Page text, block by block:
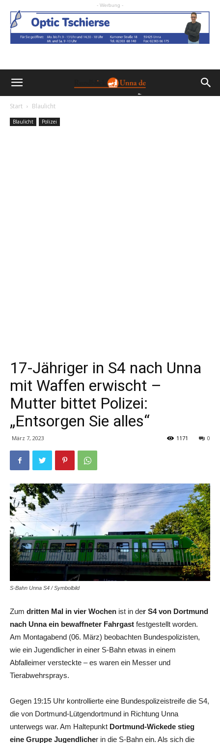
- Werbung -
Start Blaulicht
Blaulicht Polizei
17-Jähriger in S4 nach Unna
mit Waffen erwischt –
Mutter bittet Polizei:
„Entsorgen Sie alles“
März 7, 2023 0
1171
S-Bahn Unna S4 / Symbolbild
Zum dritten Mal in vier Wochen ist in der S4 von Dortmund
nach Unna ein bewaffneter Fahrgast festgestellt worden.
Am Montagabend (06. März) beobachten Bundespolizisten,
wie ein Jugendlicher in einer S-Bahn etwas in einem
Abfalleimer versteckte – es waren ein Messer und
Tierabwehrsprays.
Gegen 19:15 Uhr kontrollierte eine Bundespolizeistreife die S4,
die von Dortmund-Lütgendortmund in Richtung Unna
unterwegs war. Am Haltepunkt Dortmund-Wickede stieg
eine Gruppe Jugendlicher in die S-Bahn ein. Als sich die